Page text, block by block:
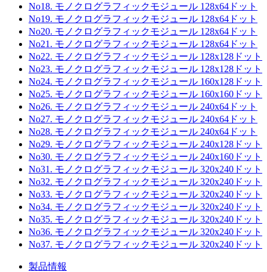
No18. モノクログラフィックモジュール 128x64ドット
No19. モノクログラフィックモジュール 128x64ドット
No20. モノクログラフィックモジュール 128x64ドット
No21. モノクログラフィックモジュール 128x64ドット
No22. モノクログラフィックモジュール 128x128ドット
No23. モノクログラフィックモジュール 128x128ドット
No24. モノクログラフィックモジュール 160x128ドット
No25. モノクログラフィックモジュール 160x160ドット
No26. モノクログラフィックモジュール 240x64ドット
No27. モノクログラフィックモジュール 240x64ドット
No28. モノクログラフィックモジュール 240x64ドット
No29. モノクログラフィックモジュール 240x128ドット
No30. モノクログラフィックモジュール 240x160ドット
No31. モノクログラフィックモジュール 320x240ドット
No32. モノクログラフィックモジュール 320x240ドット
No33. モノクログラフィックモジュール 320x240ドット
No34. モノクログラフィックモジュール 320x240ドット
No35. モノクログラフィックモジュール 320x240ドット
No36. モノクログラフィックモジュール 320x240ドット
No37. モノクログラフィックモジュール 320x240ドット
製品情報